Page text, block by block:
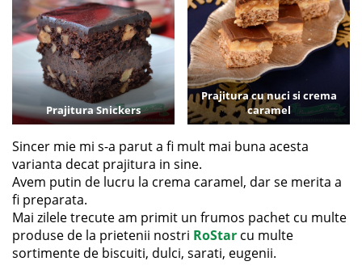
Prajitura Snickers
Prajitura cu nuci si crema
caramel
Sincer mie mi s-a parut a fi mult mai buna acesta
varianta decat prajitura in sine.
Avem putin de lucru la crema caramel, dar se merita a
fi preparata.
Mai zilele trecute am primit un frumos pachet cu multe
produse de la prietenii nostri RoStar cu multe
sortimente de biscuiti, dulci, sarati, eugenii.